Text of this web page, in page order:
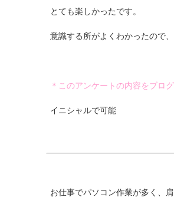
とても楽しかったです。
意識する所がよくわかったので
＊このアンケートの内容をブロ
イニシャルで可能
お仕事でパソコン作業が多く、